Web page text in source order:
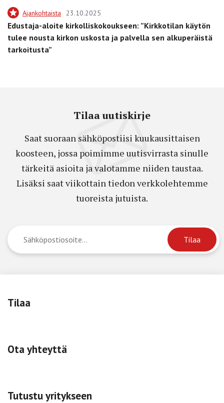
Ajankohtaista 23.10.2025
Edustaja-aloite kirkolliskokoukseen: ”Kirkkotilan käytön
tulee nousta kirkon uskosta ja palvella sen alkuperäistä
tarkoitusta”
Tilaa uutiskirje
Saat suoraan sähköpostiisi kuukausittaisen
koosteen, jossa poimimme uutisvirrasta sinulle
tärkeitä asioita ja valotamme niiden taustaa.
Lisäksi saat viikottain tiedon verkkolehtemme
tuoreista jutuista.
Tilaa
Ota yhteyttä
Tutustu yritykseen